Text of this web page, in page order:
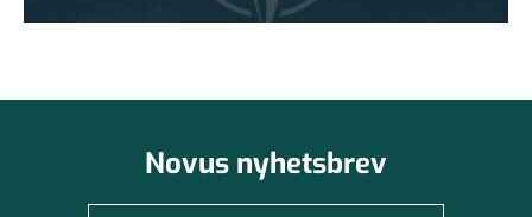
Novus nyhetsbrev